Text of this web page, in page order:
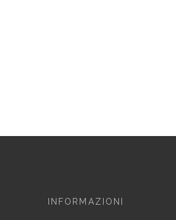
INFORMAZIONI